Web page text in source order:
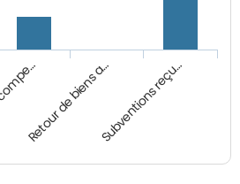
Retour de biens a…Subventions reçu…